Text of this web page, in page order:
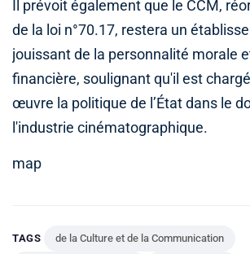
Il prévoit également que le CCM,
de la loi n°70.17, restera un
jouissant de la personnalité morale
financière, soulignant qu'il est
œuvre la politique de l’État dans le
l'industrie cinématographique.
map
TAGS de la Culture et de la Communication